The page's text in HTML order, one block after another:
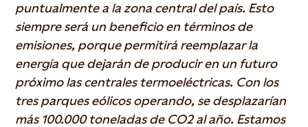
puntualmente a la zona central del país. Esto
siempre será un beneficio en términos de
emisiones, porque permitirá reemplazar la
energía que dejarán de producir en un futuro
próximo las centrales termoeléctricas. Con los
tres parques eólicos operando, se desplazarían
más 100.000 toneladas de CO2 al año. Estamos